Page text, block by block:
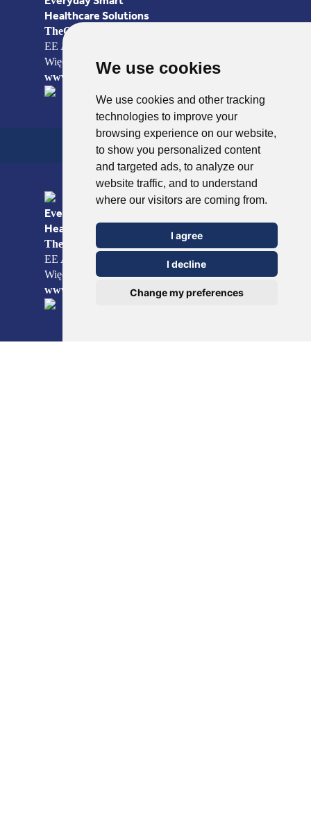
We use cookies
We use cookies and other tracking
technologies to improve your
browsing experience on our website,
to show you personalized content
and targeted ads, to analyze our
website traffic, and to understand
where our visitors are coming from.
I agree
I decline
Change my preferences
Healthcare Solutions
TheOTCLab B.V.
EE Amsterdam, The Netherlands
Więcej informacji można znaleźć na stronie
www.theotclab.com
Everyday Smart
Healthcare Solutions
TheOTCLab B.V.
Fred. Roeskestraat 115, 1076
EE Amsterdam, The Netherlands
Więcej informacji można znaleźć na stronie
www.theotclab.com